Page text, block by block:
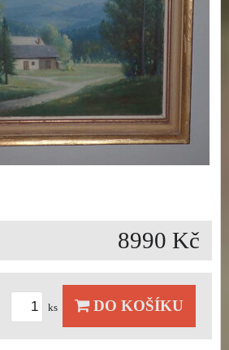
8990 Kč
ks DO KOŠÍKU